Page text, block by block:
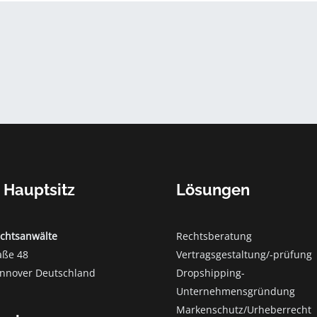
Hauptsitz
48
Deutschland
Lösungen
Rechtsberatung
Vertragsgestaltung/-prüfung
Dropshipping-
Unternehmensgründung
Markenschutz/Urheberrecht